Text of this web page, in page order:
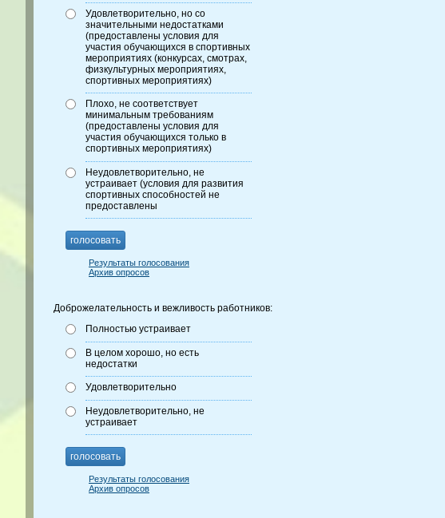
Удовлетворительно, но со
значительными недостатками
(предоставлены условия для
участия обучающихся в спортивных
мероприятиях (конкурсах, смотрах,
физкультурных мероприятиях,
спортивных мероприятиях)
Плохо, не соответствует
минимальным требованиям
(предоставлены условия для
участия обучающихся только в
спортивных мероприятиях)
Неудовлетворительно, не
устраивает (условия для развития
спортивных способностей не
предоставлены
голосовать
Результаты голосования
Архив опросов
Доброжелательность и вежливость работников:
Полностью устраивает
В целом хорошо, но есть
недостатки
Удовлетворительно
Неудовлетворительно, не
устраивает
голосовать
Результаты голосования
Архив опросов